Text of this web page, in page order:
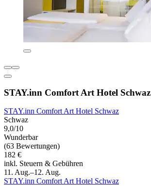
STAY.inn Comfort Art Hotel Schwaz
STAY.inn Comfort Art Hotel Schwaz
Schwaz
9,0/10
Wunderbar
(63 Bewertungen)
182 €
inkl. Steuern & Gebühren
11. Aug.–12. Aug.
STAY.inn Comfort Art Hotel Schwaz